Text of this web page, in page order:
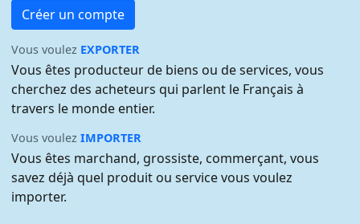
Créer un compte
Vous voulez EXPORTER
Vous êtes producteur de biens ou de services, vous
cherchez des acheteurs qui parlent le Français à
travers le monde entier.
Vous voulezIMPORTER
Vous êtes marchand, grossiste, commerçant, vous
savez déjà quel produit ou service vous voulez
importer.